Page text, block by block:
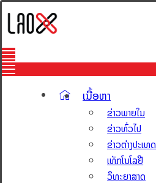
ເນື້ອຫາ
ຂ່າວພາຍໃນ
ຂ່າວທົ່ວໄປ
ຂ່າວຕ່າງປະເທດ
ເທັກໂນໂລຢີ
ວິທະຍາສາດ